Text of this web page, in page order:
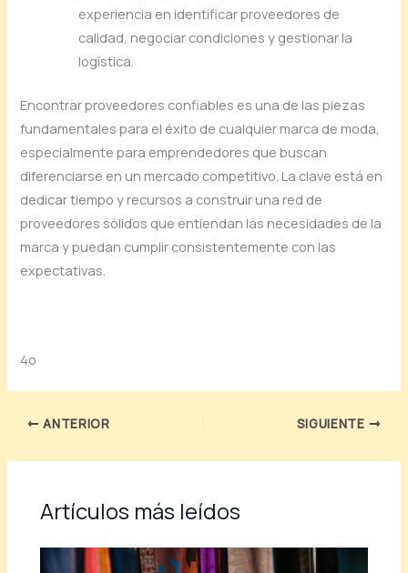
experiencia en identificar proveedores de
calidad, negociar condiciones y gestionar la
logística.
Encontrar proveedores confiables es una de las piezas
fundamentales para el éxito de cualquier marca de moda,
especialmente para emprendedores que buscan
diferenciarse en un mercado competitivo. La clave está en
dedicar tiempo y recursos a construir una red de
proveedores sólidos que entiendan las necesidades de la
marca y puedan cumplir consistentemente con las
expectativas.
4o
ANTERIOR SIGUIENTE
Artículos más leídos